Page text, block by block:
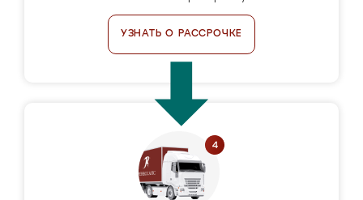
УЗНАТЬ О РАССРОЧКЕ